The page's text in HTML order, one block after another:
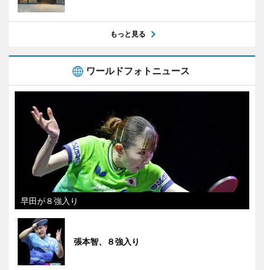
もっと見る
ワールドフォトニュース
早田が８強入り
張本智、８強入り